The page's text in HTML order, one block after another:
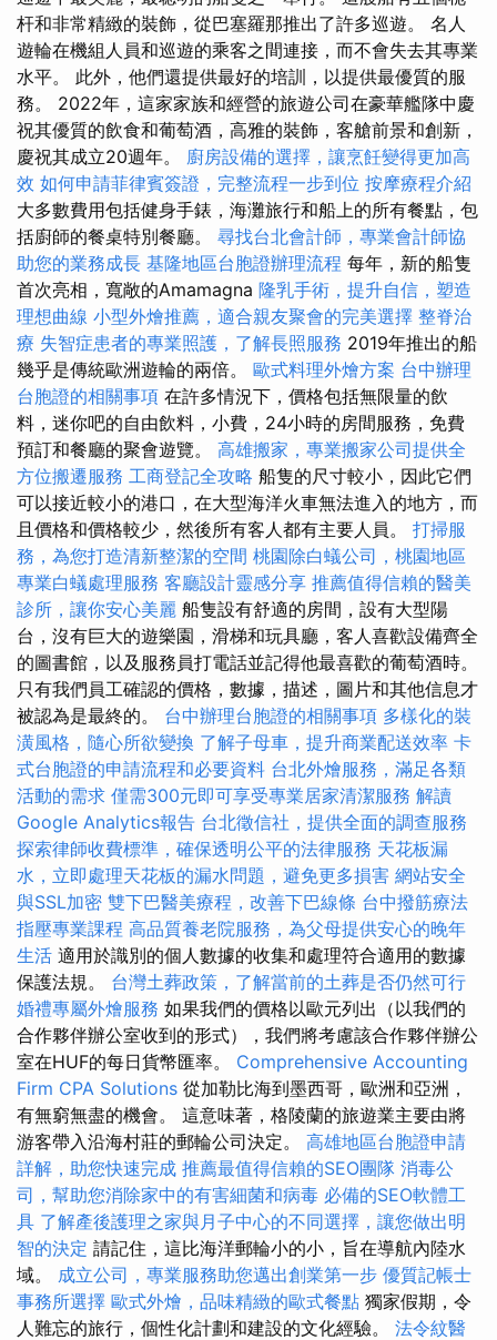
杆和非常精緻的裝飾，從巴塞羅那推出了許多巡遊。 名人
遊輪在機組人員和巡遊的乘客之間連接，而不會失去其專業
水平。 此外，他們還提供最好的培訓，以提供最優質的服
務。 2022年，這家家族和經營的旅遊公司在豪華艦隊中慶
祝其優質的飲食和葡萄酒，高雅的裝飾，客艙前景和創新，
慶祝其成立20週年。 廚房設備的選擇，讓烹飪變得更加高
效 如何申請菲律賓簽證，完整流程一步到位 按摩療程介紹
大多數費用包括健身手錶，海灘旅行和船上的所有餐點，包
括廚師的餐桌特別餐廳。 尋找台北會計師，專業會計師協
助您的業務成長 基隆地區台胞證辦理流程 每年，新的船隻
首次亮相，寬敞的Amamagna 隆乳手術，提升自信，塑造
理想曲線 小型外燴推薦，適合親友聚會的完美選擇 整脊治
療 失智症患者的專業照護，了解長照服務 2019年推出的船
幾乎是傳統歐洲遊輪的兩倍。 歐式料理外燴方案 台中辦理
台胞證的相關事項 在許多情況下，價格包括無限量的飲
料，迷你吧的自由飲料，小費，24小時的房間服務，免費
預訂和餐廳的聚會遊覽。 高雄搬家，專業搬家公司提供全
方位搬遷服務 工商登記全攻略 船隻的尺寸較小，因此它們
可以接近較小的港口，在大型海洋火車無法進入的地方，而
且價格和價格較少，然後所有客人都有主要人員。 打掃服
務，為您打造清新整潔的空間 桃園除白蟻公司，桃園地區
專業白蟻處理服務 客廳設計靈感分享 推薦值得信賴的醫美
診所，讓你安心美麗 船隻設有舒適的房間，設有大型陽
台，沒有巨大的遊樂園，滑梯和玩具廳，客人喜歡設備齊全
的圖書館，以及服務員打電話並記得他最喜歡的葡萄酒時。
只有我們員工確認的價格，數據，描述，圖片和其他信息才
被認為是最終的。 台中辦理台胞證的相關事項 多樣化的裝
潢風格，隨心所欲變換 了解子母車，提升商業配送效率 卡
式台胞證的申請流程和必要資料 台北外燴服務，滿足各類
活動的需求 僅需300元即可享受專業居家清潔服務 解讀
Google Analytics報告 台北徵信社，提供全面的調查服務
探索律師收費標準，確保透明公平的法律服務 天花板漏
水，立即處理天花板的漏水問題，避免更多損害 網站安全
與SSL加密 雙下巴醫美療程，改善下巴線條 台中撥筋療法
指壓專業課程 高品質養老院服務，為父母提供安心的晚年
生活 適用於識別的個人數據的收集和處理符合適用的數據
保護法規。 台灣土葬政策，了解當前的土葬是否仍然可行
婚禮專屬外燴服務 如果我們的價格以歐元列出（以我們的
合作夥伴辦公室收到的形式），我們將考慮該合作夥伴辦公
室在HUF的每日貨幣匯率。 Comprehensive Accounting
Firm CPA Solutions 從加勒比海到墨西哥，歐洲和亞洲，
有無窮無盡的機會。 這意味著，格陵蘭的旅遊業主要由將
游客帶入沿海村莊的郵輪公司決定。 高雄地區台胞證申請
詳解，助您快速完成 推薦最值得信賴的SEO團隊 消毒公
司，幫助您消除家中的有害細菌和病毒 必備的SEO軟體工
具 了解產後護理之家與月子中心的不同選擇，讓您做出明
智的決定 請記住，這比海洋郵輪小的小，旨在導航內陸水
域。 成立公司，專業服務助您邁出創業第一步 優質記帳士
事務所選擇 歐式外燴，品味精緻的歐式餐點 獨家假期，令
人難忘的旅行，個性化計劃和建設的文化經驗。 法令紋醫